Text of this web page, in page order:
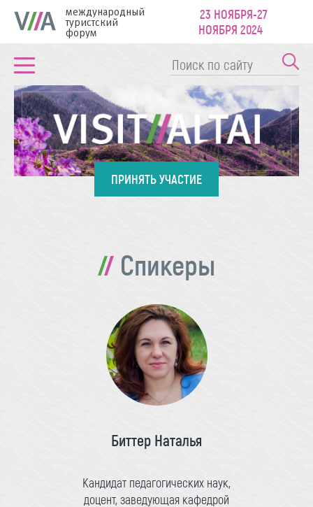
международный
туристский
форум
23 НОЯБРЯ-27
НОЯБРЯ 2024
ПРИНЯТЬ УЧАСТИЕ
Спикеры
Биттер Наталья
Кандидат педагогических наук,
доцент, заведующая кафедрой